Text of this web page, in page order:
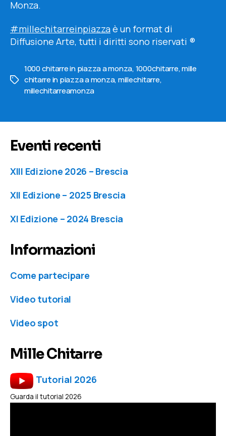
Monza.
#millechitarreinpiazzaè un format di
Diffusione Arte, tutti i diritti sono riservati ®
Tag
1000 chitarre in piazza a monza,1000chitarre,mille
chitarre in piazza a monza,millechitarre,
millechitarreamonza
Eventi recenti
XIII Edizione 2026 – Brescia
XII Edizione – 2025 Brescia
XI Edizione – 2024 Brescia
Informazioni
Come partecipare
Video tutorial
Video spot
Mille Chitarre
Tutorial 2026
Guarda il tutorial 2026